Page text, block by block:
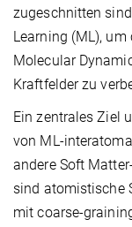
zugeschnitten
Learning (ML),
Molecular
Kraftfelder zu
Ein zentrales Ziel
von ML-
andere Soft
sind atomistische
mit coarse-